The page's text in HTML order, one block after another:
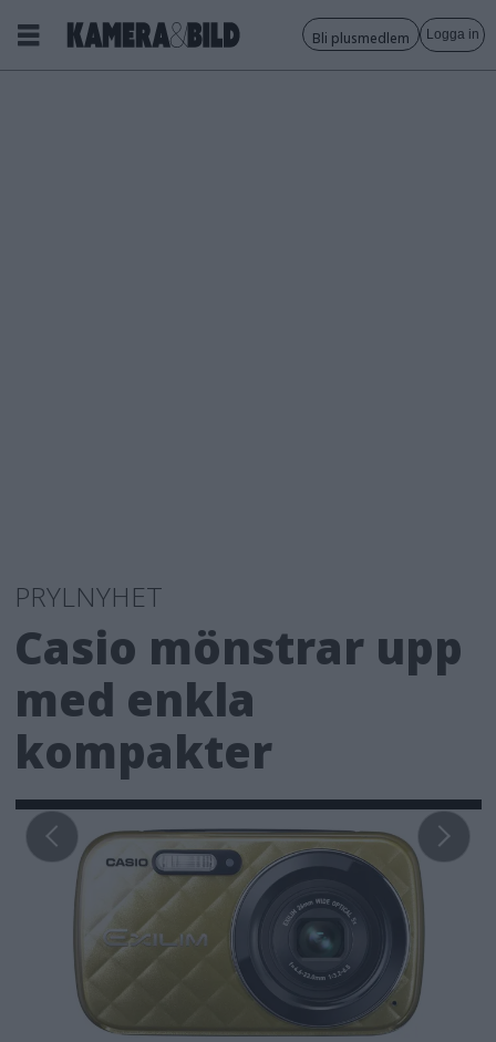
Bli plusmedlem Logga in
PRYLNYHET
Casio mönstrar upp
med enkla
kompakter